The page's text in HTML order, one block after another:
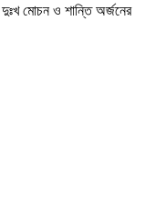
দুঃখ মোচন ও শান্তি অর্জনের